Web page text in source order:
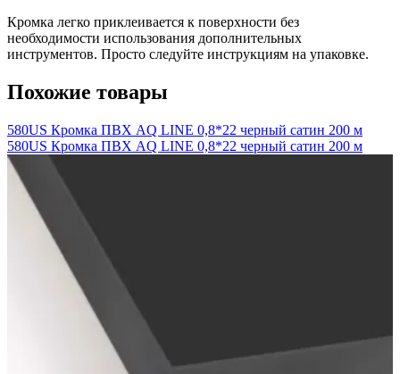
Кромка легко приклеивается к поверхности без
необходимости использования дополнительных
инструментов. Просто следуйте инструкциям на упаковке.
Похожие товары
580US Кромка ПВХ AQ LINE 0,8*22 черный сатин 200 м
580US Кромка ПВХ AQ LINE 0,8*22 черный сатин 200 м